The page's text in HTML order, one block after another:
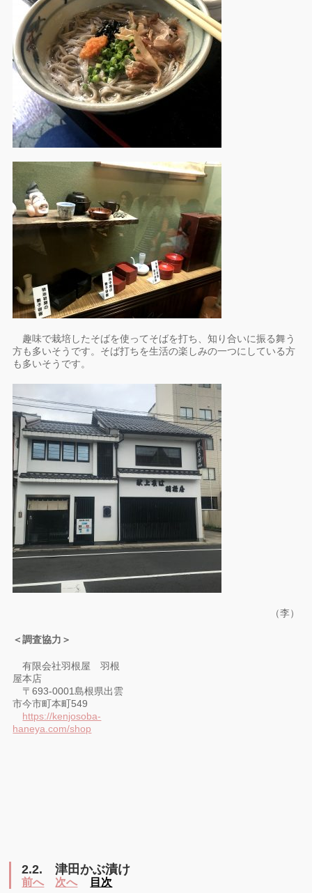
趣味で栽培したそばを使ってそばを打ち、知り合いに振る舞う
方も多いそうです。そば打ちを生活の楽しみの一つにしている方
も多いそうです。
（李）
＜調査協力＞
有限会社羽根屋 羽根
屋本店
〒693-0001島根県出雲
市今市町本町549
https://kenjosoba-
haneya.com/shop
2.2.津田かぶ漬け
前へ 次へ 目次